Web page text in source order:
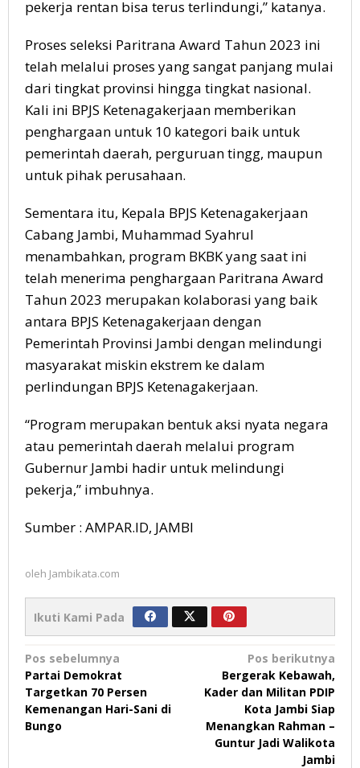
pekerja rentan bisa terus terlindungi,” katanya.
Proses seleksi Paritrana Award Tahun 2023 ini
telah melalui proses yang sangat panjang mulai
dari tingkat provinsi hingga tingkat nasional.
Kali ini BPJS Ketenagakerjaan memberikan
penghargaan untuk 10 kategori baik untuk
pemerintah daerah, perguruan tingg, maupun
untuk pihak perusahaan.
Sementara itu, Kepala BPJS Ketenagakerjaan
Cabang Jambi, Muhammad Syahrul
menambahkan, program BKBK yang saat ini
telah menerima penghargaan Paritrana Award
Tahun 2023 merupakan kolaborasi yang baik
antara BPJS Ketenagakerjaan dengan
Pemerintah Provinsi Jambi dengan melindungi
masyarakat miskin ekstrem ke dalam
perlindungan BPJS Ketenagakerjaan.
“Program merupakan bentuk aksi nyata negara
atau pemerintah daerah melalui program
Gubernur Jambi hadir untuk melindungi
pekerja,” imbuhnya.
Sumber : AMPAR.ID, JAMBI
oleh Jambikata.com
Ikuti Kami Pada
Navigasi
pos
Pos sebelumnya
Partai Demokrat
Targetkan 70 Persen
Kemenangan Hari-Sani di
Bungo
Pos berikutnya
Bergerak Kebawah,
Kader dan Militan PDIP
Kota Jambi Siap
Menangkan Rahman –
Guntur Jadi Walikota
Jambi